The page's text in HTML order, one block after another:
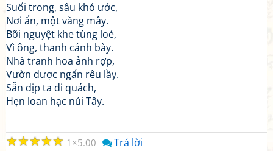
Suối trong, sâu khó ước,
Nơi ẩn, một vầng mây.
Bỡi nguyệt khe tùng loé,
Vì ông, thanh cảnh bày.
Nhà tranh hoa ảnh rợp,
Vườn dược ngấn rêu lầy.
Sẵn dịp ta đi quách,
Hẹn loan hạc núi Tây.
☆
☆
☆
☆
☆ 1 5.00 Trả lời